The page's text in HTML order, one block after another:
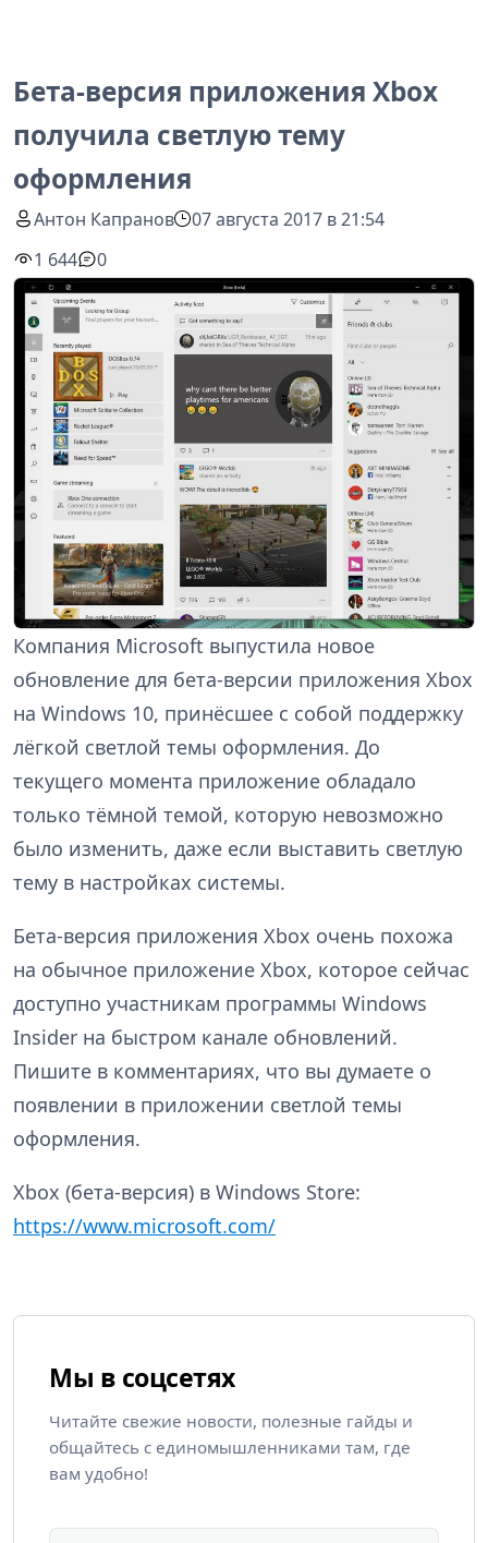
Бета-версия приложения Xbox
получила светлую тему
оформления
Антон Капранов
07 августа 2017 в 21:54
1 644
0
Компания Microsoft выпустила новое
обновление для бета-версии приложения Xbox
на Windows 10, принёсшее с собой поддержку
лёгкой светлой темы оформления. До
текущего момента приложение обладало
только тёмной темой, которую невозможно
было изменить, даже если выставить светлую
тему в настройках системы.
Бета-версия приложения Xbox очень похожа
на обычное приложение Xbox, которое сейчас
доступно участникам программы Windows
Insider на быстром канале обновлений.
Пишите в комментариях, что вы думаете о
появлении в приложении светлой темы
оформления.
Xbox (бета-версия) в Windows Store:
https://www.microsoft.com/
Мы в соцсетях
Читайте свежие новости, полезные гайды и
общайтесь с единомышленниками там, где
вам удобно!